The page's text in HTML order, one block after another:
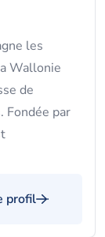
les
Wallonie
de
Fondée par
profil